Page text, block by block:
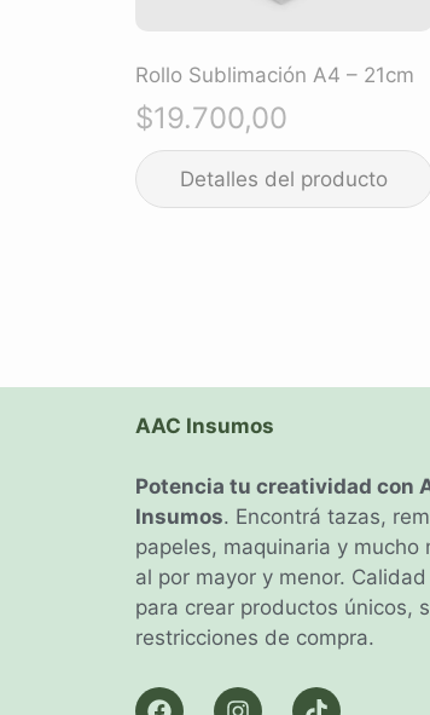
Rollo Sublimación A4 – 21cm
$19.700,00
AAC Insumos
Potencia tu creatividad con
Insumos. Encontrá tazas,
papeles, maquinaria y mucho
al por mayor y menor.
para crear productos únicos,
restricciones de compra.